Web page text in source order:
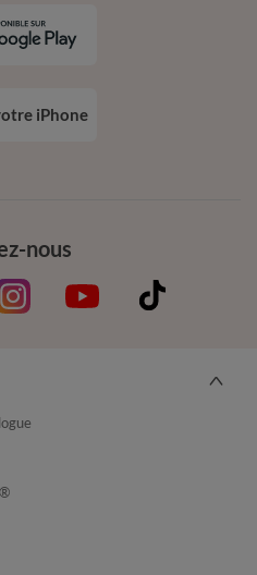
nous
iPhone